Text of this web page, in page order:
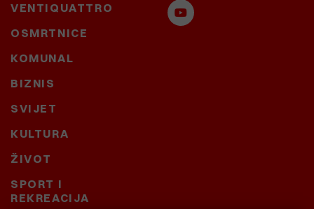
VENTIQUATTRO
OSMRTNICE
KOMUNAL
BIZNIS
SVIJET
KULTURA
ŽIVOT
SPORT I
REKREACIJA